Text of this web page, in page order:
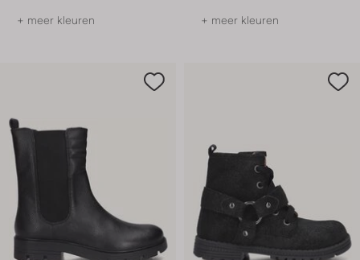
+ meer kleuren + meer kleuren